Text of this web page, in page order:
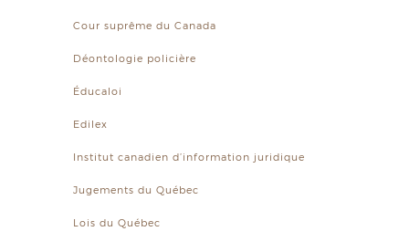
Cour suprême du Canada
Déontologie policière
Éducaloi
Edilex
Institut canadien d’information juridique
Jugements du Québec
Lois du Québec